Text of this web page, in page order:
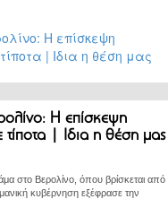
Η επίσκεψη
| Ιδια η θέση μας
στο Βερολίνο, όπου βρίσκεται από
κυβέρνηση εξέφρασε την